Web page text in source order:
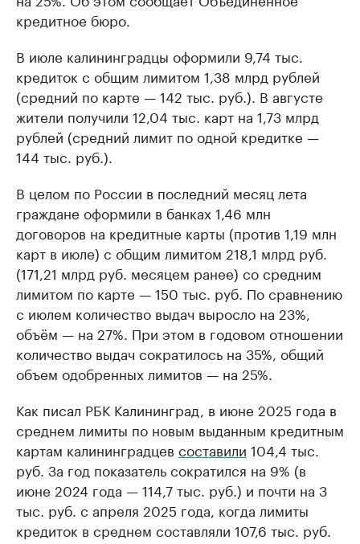
кредитное бюро.
В июле калининградцы оформили 9,74 тыс.
кредиток с общим лимитом 1,38 млрд рублей
(средний по карте — 142 тыс. руб.). В августе
жители получили 12,04 тыс. карт на 1,73 млрд
рублей (средний лимит по одной кредитке —
144 тыс. руб.).
В целом по России в последний месяц лета
граждане оформили в банках 1,46 млн
договоров на кредитные карты (против 1,19 млн
карт в июле) с общим лимитом 218,1 млрд руб.
(171,21 млрд руб. месяцем ранее) со средним
лимитом по карте — 150 тыс. руб. По сравнению
с июлем количество выдач выросло на 23%,
объём — на 27%. При этом в годовом отношении
количество выдач сократилось на 35%, общий
объем одобренных лимитов — на 25%.
Как писал РБК Калининград, в июне 2025 года в
среднем лимиты по новым выданным кредитным
картам калининградцев составили 104,4 тыс.
руб. За год показатель сократился на 9% (в
июне 2024 года — 114,7 тыс. руб.) и почти на 3
тыс. руб. с апреля 2025 года, когда лимиты
кредиток в среднем составляли 107,6 тыс. руб.